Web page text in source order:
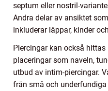
septum eller nostril-
Andra delar av ansiktet
inkluderar läppar, kinder
Piercingar kan också
placeringar som naveln,
utbud av intim-piercingar.
från små och